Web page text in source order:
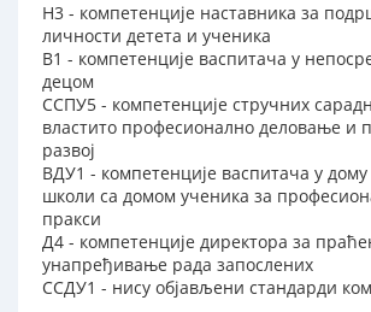
Н3 - компетенције наставника за
личности детета и ученика
В1 - компетенције васпитача у
децом
ССПУ5 - компетенције стручних
властито професионално деловање и
развој
ВДУ1 - компетенције васпитача у
школи са домом ученика за
пракси
Д4 - компетенције директора за
унапређивање рада запослених
ССДУ1 - нису објављени стандарди